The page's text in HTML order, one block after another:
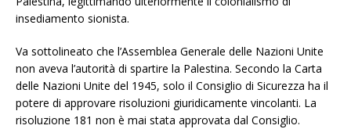
insediamento sionista.
Va sottolineato che l’Assemblea Generale delle Nazioni Unite
non aveva l’autorità di spartire la Palestina. Secondo la Carta
delle Nazioni Unite del 1945, solo il Consiglio di Sicurezza ha il
potere di approvare risoluzioni giuridicamente vincolanti. La
risoluzione 181 non è mai stata approvata dal Consiglio.